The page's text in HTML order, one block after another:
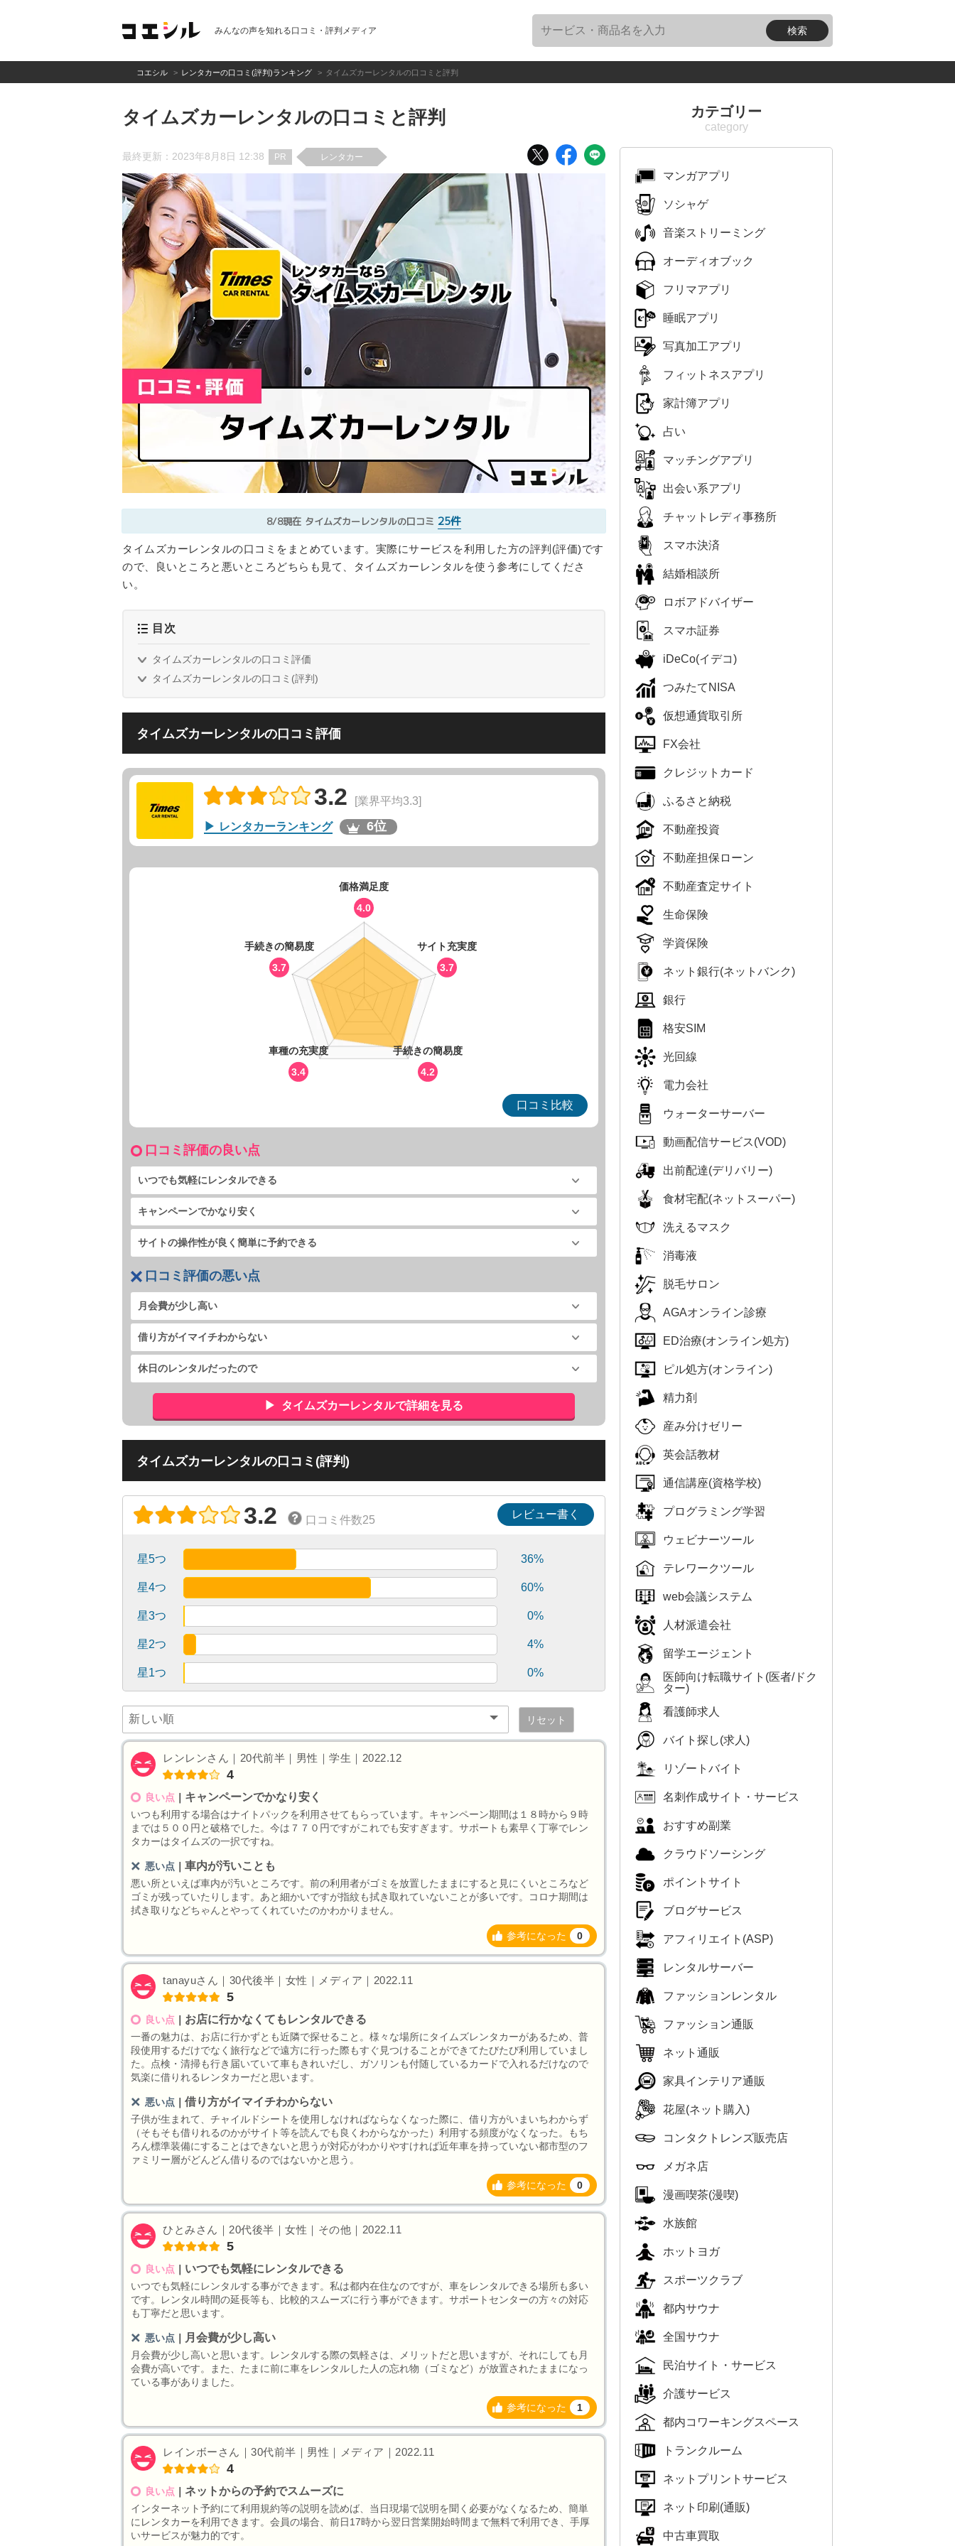
みんなの声を知れる口コミ・評判メディア
コエシル レンタカーの口コミ(評判)ランキング タイムズカーレンタルの口コミと評判
タイムズカーレンタルの口コミと評判
最終更新：2023年8月8日 12:38 PR レンタカー
8/8現在 タイムズカーレンタルの口コミ 25件
タイムズカーレンタルの口コミをまとめています。実際にサービスを利用した方の評判(評価)です
ので、良いところと悪いところどちらも見て、タイムズカーレンタルを使う参考にしてくださ
い。
目次
タイムズカーレンタルの口コミ評価
タイムズカーレンタルの口コミ(評判)
タイムズカーレンタルの口コミ評価
3.2 [業界平均3.3]
レンタカーランキング 6位
価格満足度
4.0
サイト充実度
3.7
手続きの簡易度
4.2
車種の充実度
3.4
手続きの簡易度
3.7
口コミ比較
口コミ評価の良い点
いつでも気軽にレンタルできる
キャンペーンでかなり安く
サイトの操作性が良く簡単に予約できる
口コミ評価の悪い点
月会費が少し高い
借り方がイマイチわからない
休日のレンタルだったので
タイムズカーレンタルで詳細を見る
タイムズカーレンタルの口コミ(評判)
3.2 口コミ件数25 レビュー書く
星5つ 36%
星4つ 60%
星3つ 0%
星2つ 4%
星1つ 0%
リセット
レンレンさん｜20代前半｜男性｜学生｜2022.12
4
良い点 キャンペーンでかなり安く
いつも利用する場合はナイトパックを利用させてもらっています。キャンペーン期間は１８時から９時
までは５００円と破格でした。今は７７０円ですがこれでも安すぎます。サポートも素早く丁寧でレン
タカーはタイムズの一択ですね。
悪い点 車内が汚いことも
悪い所といえば車内が汚いところです。前の利用者がゴミを放置したままにすると見にくいところなど
ゴミが残っていたりします。あと細かいですが指紋も拭き取れていないことが多いです。コロナ期間は
拭き取りなどちゃんとやってくれていたのかわかりません。
参考になった 0
tanayuさん｜30代後半｜女性｜メディア｜2022.11
5
良い点 お店に行かなくてもレンタルできる
一番の魅力は、お店に行かずとも近隣で探せること。様々な場所にタイムズレンタカーがあるため、普
段使用するだけでなく旅行などで遠方に行った際もすぐ見つけることができてたびたび利用していまし
た。点検・清掃も行き届いていて車もきれいだし、ガソリンも付随しているカードで入れるだけなので
気楽に借りれるレンタカーだと思います。
悪い点 借り方がイマイチわからない
子供が生まれて、チャイルドシートを使用しなければならなくなった際に、借り方がいまいちわからず
（そもそも借りれるのかがサイト等を読んでも良くわからなかった）利用する頻度がなくなった。もち
ろん標準装備にすることはできないと思うが対応がわかりやすければ近年車を持っていない都市型のフ
ァミリー層がどんどん借りるのではないかと思う。
参考になった 0
ひとみさん｜20代後半｜女性｜その他｜2022.11
5
良い点 いつでも気軽にレンタルできる
いつでも気軽にレンタルする事ができます。私は都内在住なのですが、車をレンタルできる場所も多い
です。レンタル時間の延長等も、比較的スムーズに行う事ができます。サポートセンターの方々の対応
も丁寧だと思います。
悪い点 月会費が少し高い
月会費が少し高いと思います。レンタルする際の気軽さは、メリットだと思いますが、それにしても月
会費が高いです。また、たまに前に車をレンタルした人の忘れ物（ゴミなど）が放置されたままになっ
ている事がありました。
参考になった 1
レインボーさん｜30代前半｜男性｜メディア｜2022.11
4
良い点 ネットからの予約でスムーズに
インターネット予約にて利用規約等の説明を読めば、当日現場で説明を聞く必要がなくなるため、簡単
にレンタカーを利用できます。会員の場合、前日17時から翌日営業開始時間まで無料で利用でき、手厚
いサービスが魅力的です。
カテゴリー
マンガアプリ
ソシャゲ
音楽ストリーミング
オーディオブック
フリマアプリ
睡眠アプリ
写真加工アプリ
フィットネスアプリ
家計簿アプリ
占い
マッチングアプリ
出会い系アプリ
チャットレディ事務所
スマホ決済
結婚相談所
ロボアドバイザー
スマホ証券
iDeCo(イデコ)
つみたてNISA
仮想通貨取引所
FX会社
クレジットカード
ふるさと納税
不動産投資
不動産担保ローン
不動産査定サイト
生命保険
学資保険
ネット銀行(ネットバンク)
銀行
格安SIM
光回線
電力会社
ウォーターサーバー
動画配信サービス(VOD)
出前配達(デリバリー)
食材宅配(ネットスーパー)
洗えるマスク
消毒液
脱毛サロン
AGAオンライン診療
ED治療(オンライン処方)
ピル処方(オンライン)
精力剤
産み分けゼリー
英会話教材
通信講座(資格学校)
プログラミング学習
ウェビナーツール
テレワークツール
web会議システム
人材派遣会社
留学エージェント
医師向け転職サイト(医者/ドク
ター)
看護師求人
バイト探し(求人)
リゾートバイト
名刺作成サイト・サービス
おすすめ副業
クラウドソーシング
ポイントサイト
ブログサービス
アフィリエイト(ASP)
レンタルサーバー
ファッションレンタル
ファッション通販
ネット通販
家具インテリア通販
花屋(ネット購入)
コンタクトレンズ販売店
メガネ店
漫画喫茶(漫喫)
水族館
ホットヨガ
スポーツクラブ
都内サウナ
全国サウナ
民泊サイト・サービス
介護サービス
都内コワーキングスペース
トランクルーム
ネットプリントサービス
ネット印刷(通販)
中古車買取